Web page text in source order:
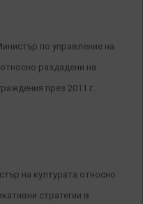
по управление на
раздадени на
през 2011 г..
на културата относно
стратегии в